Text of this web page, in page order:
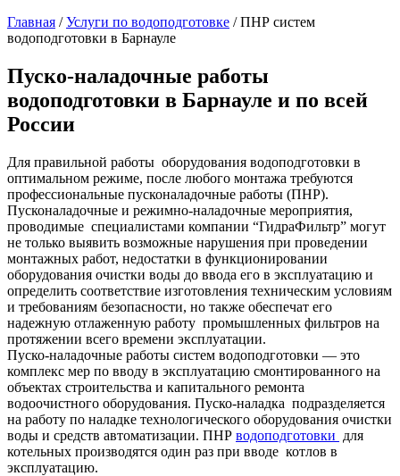
Главная /Услуги по водоподготовке /ПНР систем
водоподготовки в Барнауле
Пуско-наладочные работы
водоподготовки в Барнауле и по всей
России
Для правильной работы оборудования водоподготовки в
оптимальном режиме, после любого монтажа требуются
профессиональные пусконаладочные работы (ПНР).
Пусконаладочные и режимно-наладочные мероприятия,
проводимые специалистами компании “ГидраФильтр” могут
не только выявить возможные нарушения при проведении
монтажных работ, недостатки в функционировании
оборудования очистки воды до ввода его в эксплуатацию и
определить соответствие изготовления техническим условиям
и требованиям безопасности, но также обеспечат его
надежную отлаженную работу промышленных фильтров на
протяжении всего времени эксплуатации.
Пуско-наладочные работы систем водоподготовки — это
комплекс мер по вводу в эксплуатацию смонтированного на
объектах строительства и капитального ремонта
водоочистного оборудования. Пуско-наладка подразделяется
на работу по наладке технологического оборудования очистки
воды и средств автоматизации. ПНР водоподготовки для
котельных производятся один раз при вводе котлов в
эксплуатацию.